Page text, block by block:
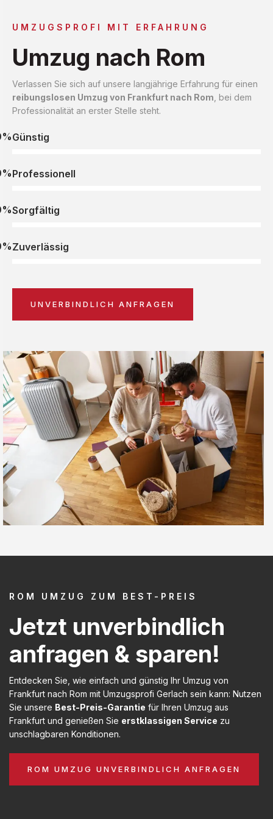
UMZUGSPROFI MIT ERFAHRUNG
Umzug nach Rom
Verlassen Sie sich auf unsere langjährige Erfahrung für einen
reibungslosen Umzug von Frankfurt nach Rom , bei dem
Professionalität an erster Stelle steht.
Günstig
Professionell
Sorgfältig
Zuverlässig
UNVERBINDLICH ANFRAGEN
ROM UMZUG ZUM BEST-PREIS
Jetzt unverbindlich
anfragen & sparen!
Entdecken Sie, wie einfach und günstig Ihr Umzug von
Frankfurt nach Rom mit Umzugsprofi Gerlach sein kann: Nutzen
Sie unsere Best-Preis-Garantie für Ihren Umzug aus
Frankfurt und genießen Sie erstklassigen Service zu
unschlagbaren Konditionen.
ROM UMZUG UNVERBINDLICH ANFRAGEN